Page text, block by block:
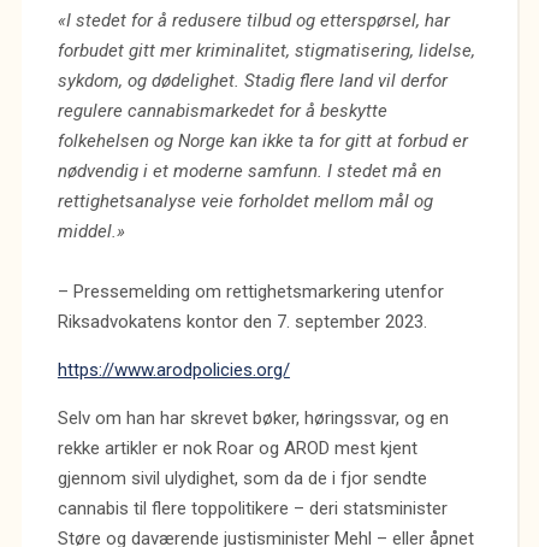
«I stedet for å redusere tilbud og etterspørsel, har
forbudet gitt mer kriminalitet, stigmatisering, lidelse,
sykdom, og dødelighet. Stadig flere land vil derfor
regulere cannabismarkedet for å beskytte
folkehelsen og Norge kan ikke ta for gitt at forbud er
nødvendig i et moderne samfunn. I stedet må en
rettighetsanalyse veie forholdet mellom mål og
middel.»
– Pressemelding om rettighetsmarkering utenfor
Riksadvokatens kontor den 7. september 2023.
https://www.arodpolicies.org/
Selv om han har skrevet bøker, høringssvar, og en
rekke artikler er nok Roar og AROD mest kjent
gjennom sivil ulydighet, som da de i fjor sendte
cannabis til flere toppolitikere – deri statsminister
Støre og daværende justisminister Mehl – eller åpnet